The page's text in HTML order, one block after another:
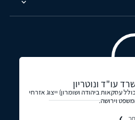
עו"ד ונוטריון
עסקאות ביהודה ושומרון) ייצוג אזרחי
וירושה.